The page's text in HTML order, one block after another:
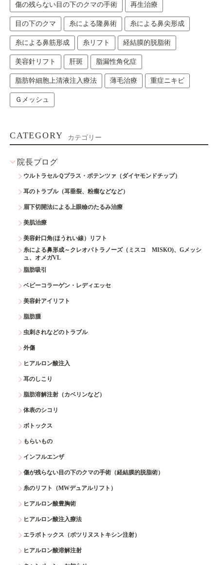
傷の残らない目の下のクマの手術 再生治療
目の下のクマ 糸による隆鼻術 糸による鼻尖形成
糸による鼻筋形成 糸リフト 経結膜的脱脂術
美容針リフト 肝斑 脂漏性角化症
脂肪幹細胞上清液注入療法 薄毛治療 重症ニキビ
Ｇメッシュ
CATEGORY カテゴリー
院長ブログ
ウルトラセルＱプラス・ポテンツァ（ダイヤモンドチップ）
耳のトラブル（耳垂裂、粉瘤などなど）
眉下切開法による上眼瞼のたるみ治療
美肌治療
美容針口角(ほうれい線）リフト
糸による鼻形成～クレオパトラノーズ（ミスコ MISKO)、Gメッシ
ュ、オメガVL
脂肪吸引
ベビーコラーゲン・レディエッセ
美容針アイリフト
脂肪腫
虫刺されなどのトラブル
外傷
ヒアルロン酸注入
耳のしこり
脂肪溶解注射（カベリンなど）
体表のシコリ
ボトックス
もらいもの
インフルエンザ
傷が残らない目の下のクマの手術（経結膜的脱脂術）
糸のリフト（MWデュアルリフト）
ヒアルロン酸豊胸術
ヒアルロン酸注入療法
エラボトックス（ボツリヌストキシン注射）
ヒアルロン酸溶解注射